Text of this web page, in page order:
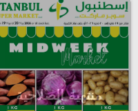
منتهية الصلاحية